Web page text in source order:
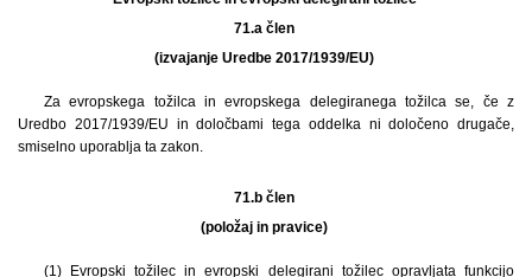
71.a člen
(izvajanje Uredbe 2017/1939/EU)
Za evropskega tožilca in evropskega delegiranega tožilca se, če z
Uredbo 2017/1939/EU in določbami tega oddelka ni določeno drugače,
smiselno uporablja ta zakon.
71.b člen
(položaj in pravice)
(1) Evropski tožilec in evropski delegirani tožilec opravljata funkcijo